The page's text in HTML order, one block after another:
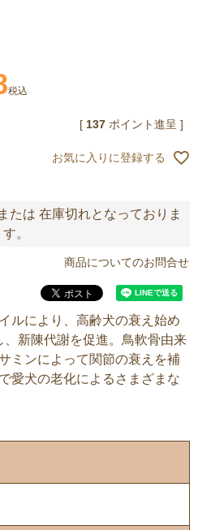
税込
[ 137 ポイント進呈 ]
お気に入りに登録する
たは 在庫切れとなっておりま
す。
商品についてのお問合せ
ルにより、高齢犬の衰え始め
、新陳代謝を促進。鳥軟骨由来
ミンによって関節の衰えを補
愛犬の老化によるさまざまな